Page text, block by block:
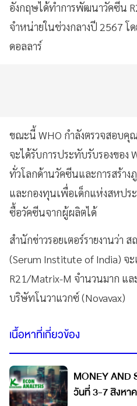
อังกฤษได้ทำการพัฒนาวัคซีน
จำหน่ายในช่วงกลางปี 2567 โ
ดอลลาร์
ขณะนี้ WHO กำลังตรวจสอบคุ
จะได้รับการประทับรับรองของ
ทั่วโลกด้านวัคซีนและการสร้าง
และกองทุนเพื่อเด็กแห่งสหปร
ซื้อวัคซีนจากผู้ผลิตได้
สำนักข่าวรอยเตอร์รายงานว่า
(Serum Institute of India) จ
R21/Matrix-M จำนวนมาก แล
บริษัทโนวาแวกซ์ (Novavax)
เนื้อหาที่เกี่ยวข้อง
MONEY AND
วันที่ 3-7 สิงหา